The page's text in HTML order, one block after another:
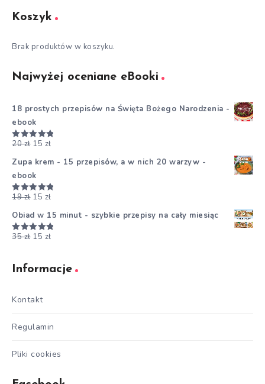
Koszyk
Brak produktów w koszyku.
Najwyżej oceniane eBooki
18 prostych przepisów na Święta Bożego Narodzenia -
ebook
Oceniono
20zł 15 zł
Zupa krem - 15 przepisów, a w nich 20 warzyw -
ebook
Oceniono
19zł 15 zł
Obiad w 15 minut - szybkie przepisy na cały miesiąc
Oceniono
35zł 15 zł
Informacje
Kontakt
Regulamin
Pliki cookies